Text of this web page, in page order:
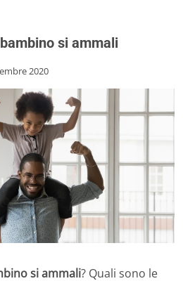
si ammali
2020
si ammali? Quali sono le